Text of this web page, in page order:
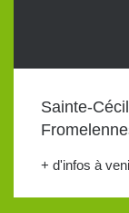
Sainte-
+ d'infos à